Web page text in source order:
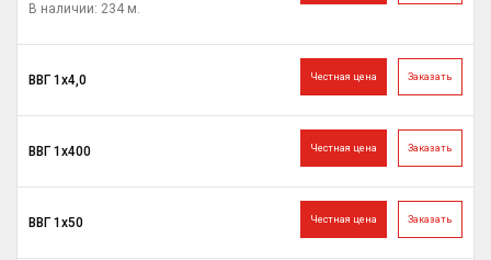
В наличии: 234 м.
Заказать
Честная цена
ВВГ 1х4,0
Заказать
Честная цена
ВВГ 1х400
Заказать
Честная цена
ВВГ 1х50